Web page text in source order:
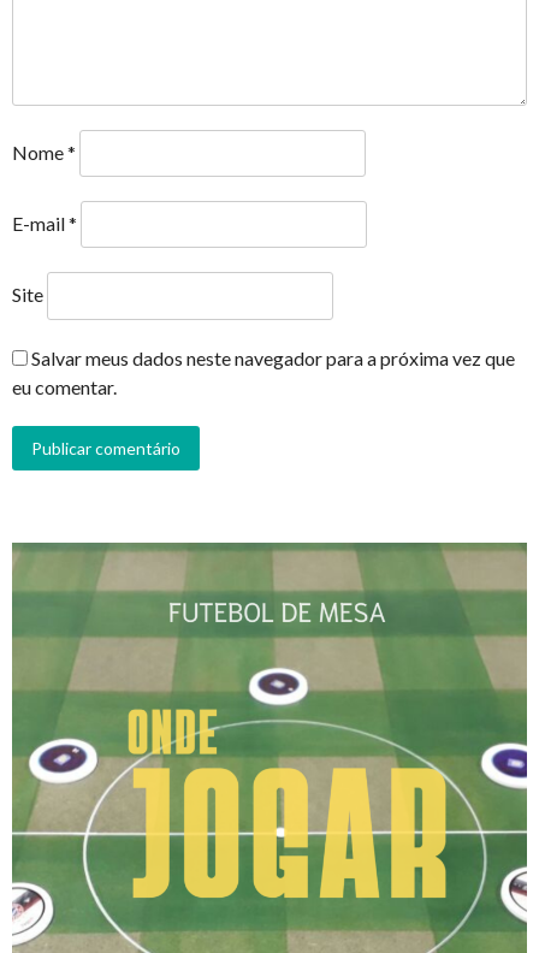
Nome*
E-mail*
Site
Salvar meus dados neste navegador para a próxima vez que
eu comentar.